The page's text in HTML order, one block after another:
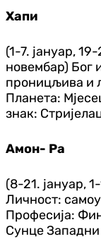
Хапи
(1-7. јануар,
новембар) Бог
проницљива и
Планета:
знак:
Амон- Ра
(8-21. јануар,
Личност:
Професија:
Сунце